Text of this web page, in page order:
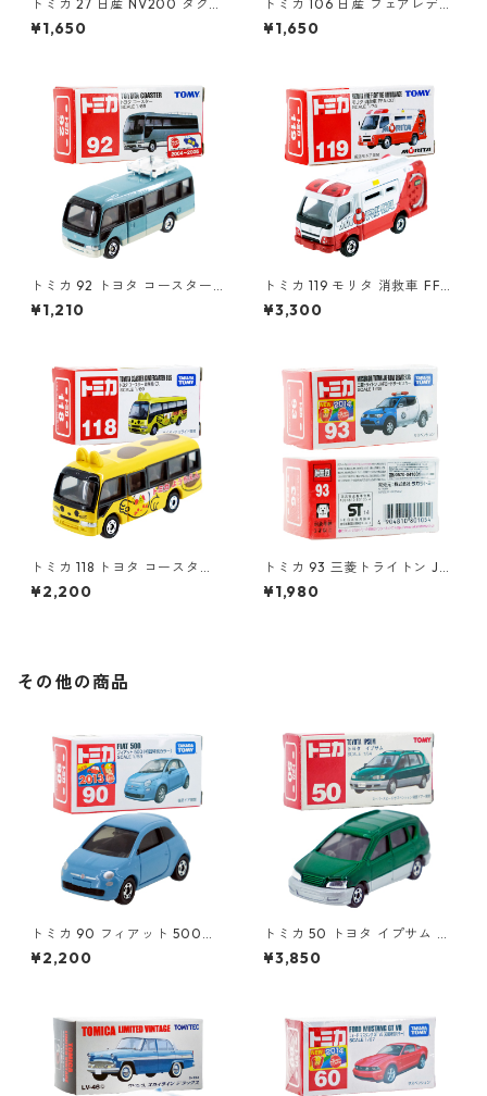
トミカ 27 日産 NV200 タクシ
ー（初回特別仕様）#1087980
0
¥1,650
トミカ 106 日産 フェアレディ
Z パトロールカー #10785699
¥1,650
トミカ 92 トヨタ コースター
#10716488
¥1,210
トミカ 119 モリタ 消救車 FFA-
001 #10688686
¥3,300
トミカ 118 トヨタ コースター
幼稚園バス #10742265
¥2,200
トミカ 93 三菱トライトン JA
Fロードサービスカー #10801
054
¥1,980
その他の商品
トミカ 90 フィアット 500
（初回特別カラー）#1047108
0
¥2,200
トミカ 50 トヨタ イプサム #1
0306672
¥3,850